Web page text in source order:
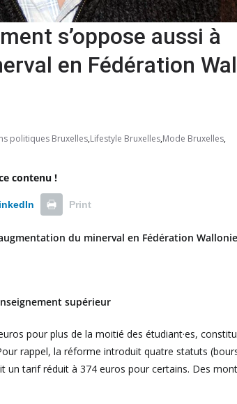
s’oppose aussi à
en Fédération
politiques Bruxelles,Lifestyle Bruxelles,Mode Bruxelles,
contenu !
Print
du minerval en Fédération
supérieur
pour plus de la moitié des étudiant·es,
rappel, la réforme introduit quatre statuts
tarif réduit à 374 euros pour certains. Des